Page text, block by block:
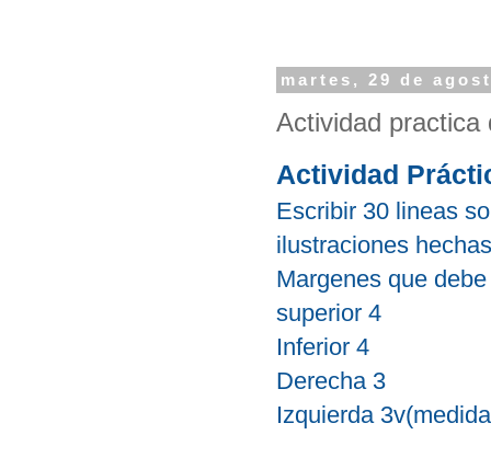
martes, 29 de
Actividad practica
Actividad
Escribir 30 lineas
ilustraciones
Margenes que
superior 4
Inferior 4
Derecha 3
Izquierda 3v